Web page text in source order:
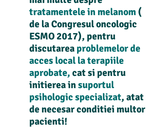
tratamentele in melanom (
de la Congresul oncologic
ESMO 2017), pentru
discutarea problemelor de
acces local la terapiile
aprobate, cat si pentru
initierea insuportul
psihologic specializat, atat
de necesar conditiei multor
pacienti!